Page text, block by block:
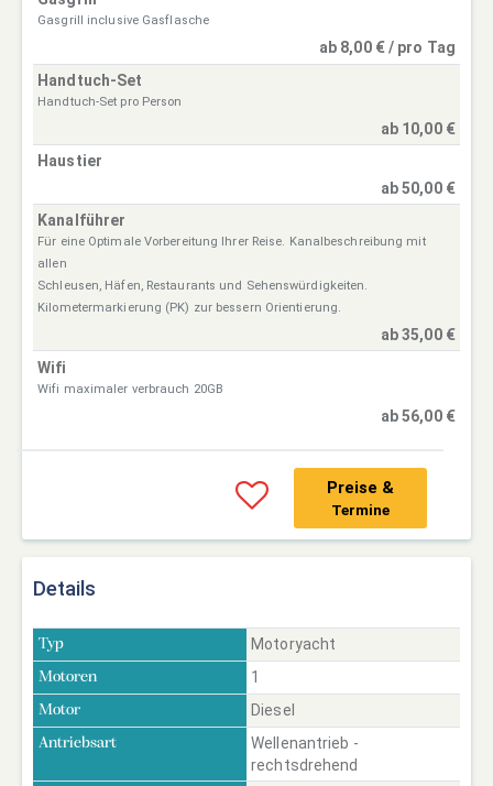
Gasgrill inclusive Gasflasche
ab 8,00 € / pro Tag
Handtuch-Set
Handtuch-Set pro Person
ab 10,00 €
Haustier
ab 50,00 €
Kanalführer
Für eine Optimale Vorbereitung Ihrer Reise. Kanalbeschreibung mit
allen
Schleusen, Häfen, Restaurants und Sehenswürdigkeiten.
Kilometermarkierung (PK) zur bessern Orientierung.
ab 35,00 €
Wifi
Wifi maximaler verbrauch 20GB
ab 56,00 €
Preise &
Termine
Details
Typ Motoryacht
Motoren 1
Motor Diesel
Antriebsart
Wellenantrieb -
rechtsdrehend